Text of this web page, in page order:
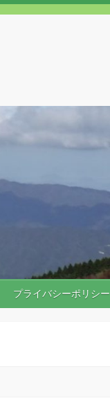
プライバシーポリシー